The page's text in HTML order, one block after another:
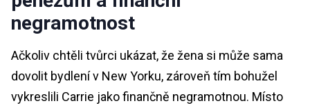
negramotnost
Ačkoliv chtěli tvůrci ukázat, že žena si může sama
dovolit bydlení v New Yorku, zároveň tím bohužel
vykreslili Carrie jako finančně negramotnou. Místo